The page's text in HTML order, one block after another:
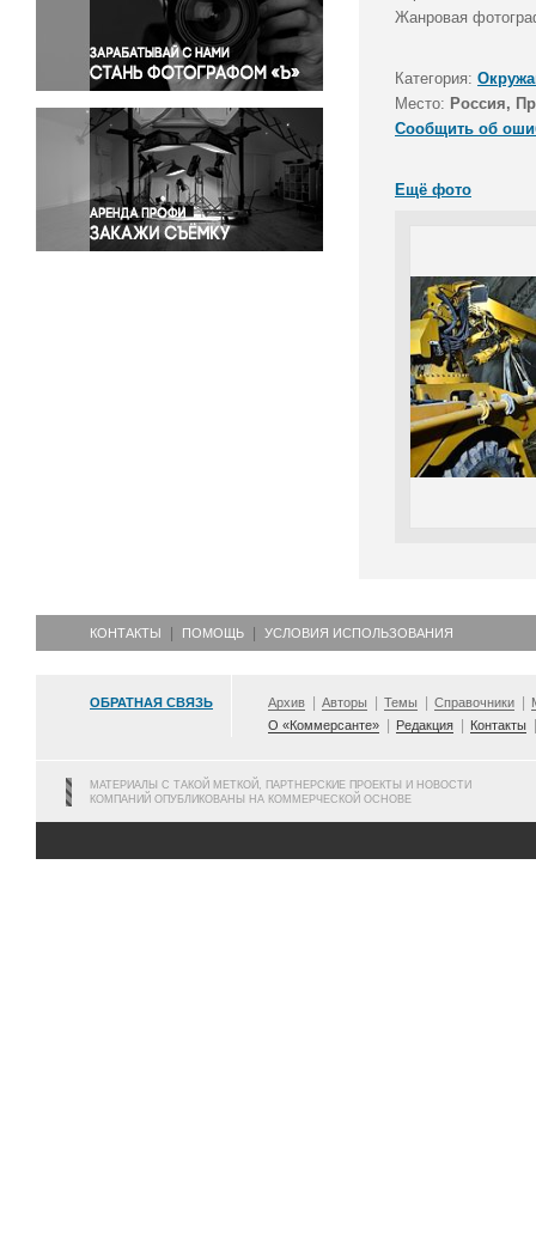
Правосудие
Происшествия и конфликты
Религия
Светская жизнь
Спорт
Экология
Экономика и бизнес
Жанровая
Категория:
Место: Россия,
Сообщить об
Ещё фото
КОНТАКТЫ ПОМОЩЬ УСЛОВИЯ ИСПОЛЬЗОВАНИЯ
ОБРАТНАЯ СВЯЗЬ Архив Авторы Темы Справочники
О «Коммерсанте»
Редакция Контакты
МАТЕРИАЛЫ С ТАКОЙ МЕТКОЙ, ПАРТНЕРСКИЕ ПРОЕКТЫ И НОВОСТИ
КОМПАНИЙ ОПУБЛИКОВАНЫ НА КОММЕРЧЕСКОЙ ОСНОВЕ